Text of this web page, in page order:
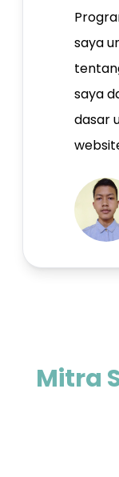
saya
saya
dasar
Mitra